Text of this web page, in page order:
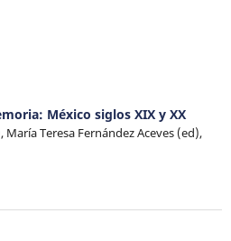
México siglos XIX y XX
Teresa Fernández Aceves (ed),